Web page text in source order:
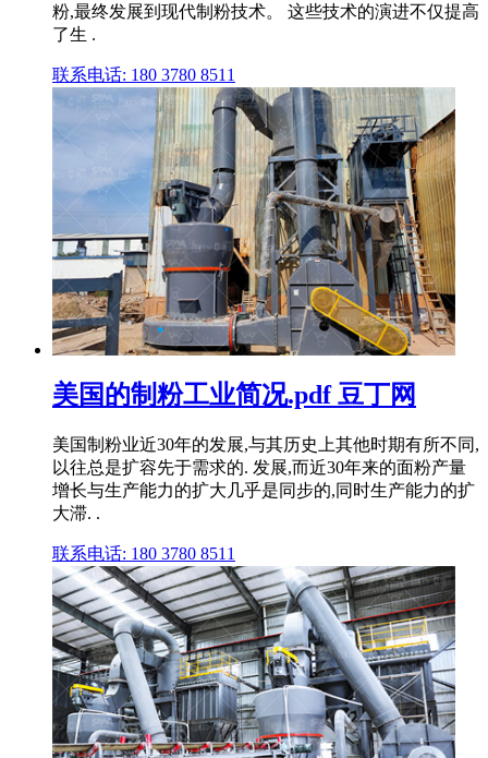
粉,最终发展到现代制粉技术。 这些技术的演进不仅提高
了生 .
联系电话: 180 3780 8511
美国的制粉工业简况.pdf 豆丁网
美国制粉业近30年的发展,与其历史上其他时期有所不同,
以往总是扩容先于需求的. 发展,而近30年来的面粉产量
增长与生产能力的扩大几乎是同步的,同时生产能力的扩
大滞. .
联系电话: 180 3780 8511